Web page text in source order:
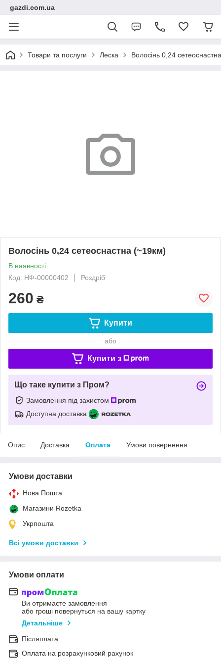
gazdi.com.ua
Товари та послуги Леска Волосінь 0,24
Волосінь 0,24 сетеоснастна (~19км)
В наявності
Код: НФ-00000402
Роздріб
260 ₴
Купити
або
Купити з
Що таке купити з Пром?
Замовлення під захистом
Доступна доставка
Опис Доставка Оплата Умови повернення
Умови доставки
Нова Пошта
Магазини Rozetka
Укрпошта
Всі умови доставки
Умови оплати
Ви отримаєте замовлення
або гроші повернуться на вашу картку
Детальніше
Післяплата
Оплата на розрахунковий рахунок